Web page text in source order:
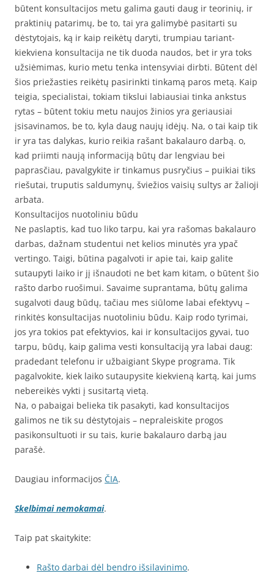
būtent konsultacijos metu galima gauti daug ir teorinių, ir
praktinių patarimų, be to, tai yra galimybė pasitarti su
dėstytojais, ką ir kaip reikėtų daryti, trumpiau tariant-
kiekviena konsultacija ne tik duoda naudos, bet ir yra toks
užsiėmimas, kurio metu tenka intensyviai dirbti. Būtent dėl
šios priežasties reikėtų pasirinkti tinkamą paros metą. Kaip
teigia, specialistai, tokiam tikslui labiausiai tinka ankstus
rytas – būtent tokiu metu naujos žinios yra geriausiai
įsisavinamos, be to, kyla daug naujų idėjų. Na, o tai kaip tik
ir yra tas dalykas, kurio reikia rašant bakalauro darbą. o,
kad priimti naują informaciją būtų dar lengviau bei
paprasčiau, pavalgykite ir tinkamus pusryčius – puikiai tiks
riešutai, truputis saldumynų, šviežios vaisių sultys ar žalioji
arbata.
Konsultacijos nuotoliniu būdu
Ne paslaptis, kad tuo liko tarpu, kai yra rašomas bakalauro
darbas, dažnam studentui net kelios minutės yra ypač
vertingo. Taigi, būtina pagalvoti ir apie tai, kaip galite
sutaupyti laiko ir jį išnaudoti ne bet kam kitam, o būtent šio
rašto darbo ruošimui. Savaime suprantama, būtų galima
sugalvoti daug būdų, tačiau mes siūlome labai efektyvų –
rinkitės konsultacijas nuotoliniu būdu. Kaip rodo tyrimai,
jos yra tokios pat efektyvios, kai ir konsultacijos gyvai, tuo
tarpu, būdų, kaip galima vesti konsultaciją yra labai daug:
pradedant telefonu ir užbaigiant Skype programa. Tik
pagalvokite, kiek laiko sutaupysite kiekvieną kartą, kai jums
nebereikės vykti į susitartą vietą.
Na, o pabaigai belieka tik pasakyti, kad konsultacijos
galimos ne tik su dėstytojais – nepraleiskite progos
pasikonsultuoti ir su tais, kurie bakalauro darbą jau
parašė.
Daugiau informacijos ČIA.
Skelbimai nemokamai.
Taip pat skaitykite:
Rašto darbai dėl bendro išsilavinimo.